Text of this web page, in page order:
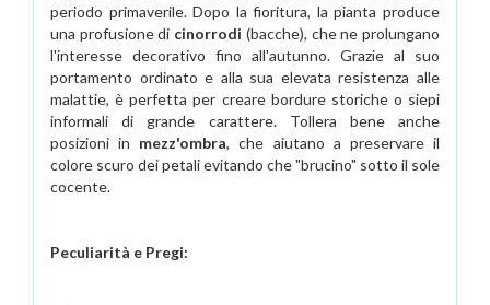
periodo primaverile. Dopo la fioritura, la pianta produce
una profusione di cinorrodi (bacche), che ne prolungano
l'interesse decorativo fino all'autunno. Grazie al suo
portamento ordinato e alla sua elevata resistenza alle
malattie, è perfetta per creare bordure storiche o siepi
informali di grande carattere. Tollera bene anche
posizioni in mezz'ombra, che aiutano a preservare il
colore scuro dei petali evitando che "brucino" sotto il sole
cocente.
Peculiarità e Pregi: